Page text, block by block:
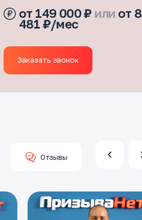
от 149 000 ₽ или от 8
481 ₽/мес
Заказать звонок
Отзывы